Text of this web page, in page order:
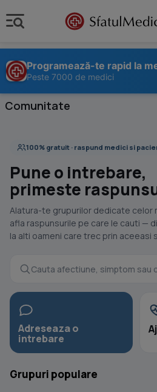
Programează-te rapid la
Peste 7000 de medici
Comunitate
100% gratuit · raspund medici si
Pune o intrebare,
primeste
Alatura-te grupurilor dedicate celor
afla raspunsurile pe care le cauti —
la alti oameni care trec prin aceeasi
Adreseaza o
intrebare
Grupuri populare